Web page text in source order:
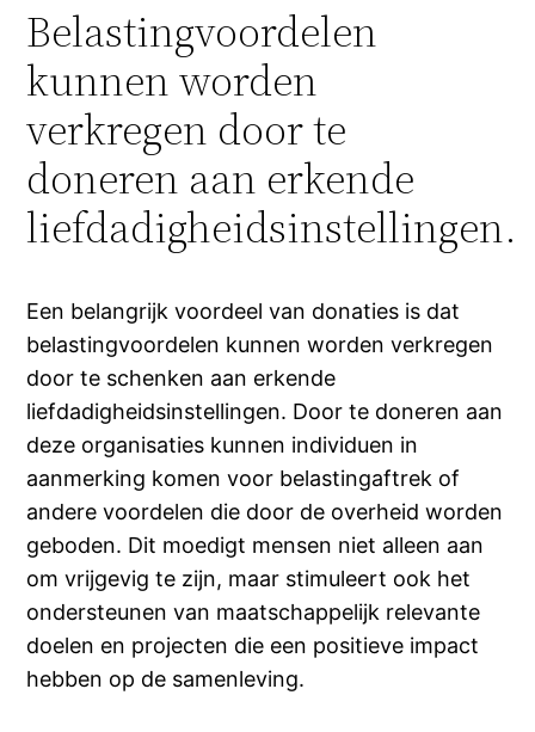
Belastingvoordelen
kunnen worden
verkregen door te
doneren aan erkende
liefdadigheidsinstellingen.
Een belangrijk voordeel van donaties is dat
belastingvoordelen kunnen worden verkregen
door te schenken aan erkende
liefdadigheidsinstellingen. Door te doneren aan
deze organisaties kunnen individuen in
aanmerking komen voor belastingaftrek of
andere voordelen die door de overheid worden
geboden. Dit moedigt mensen niet alleen aan
om vrijgevig te zijn, maar stimuleert ook het
ondersteunen van maatschappelijk relevante
doelen en projecten die een positieve impact
hebben op de samenleving.